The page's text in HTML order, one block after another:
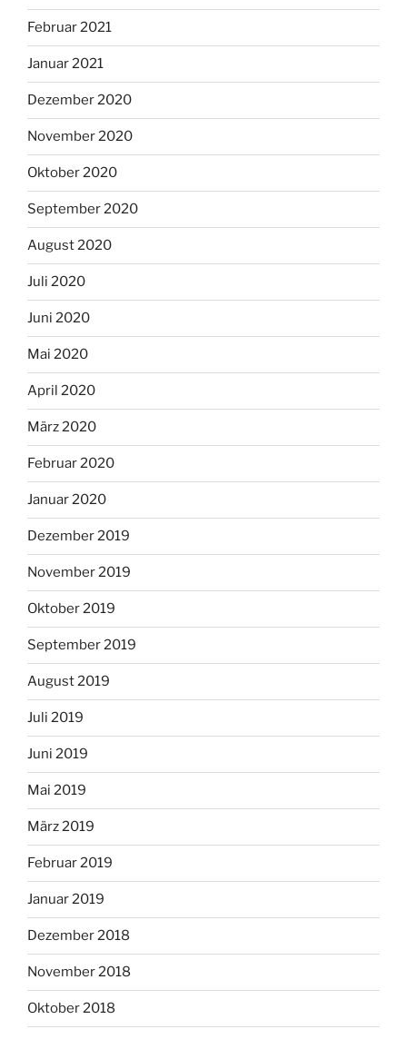
Februar 2021
Januar 2021
Dezember 2020
November 2020
Oktober 2020
September 2020
August 2020
Juli 2020
Juni 2020
Mai 2020
April 2020
März 2020
Februar 2020
Januar 2020
Dezember 2019
November 2019
Oktober 2019
September 2019
August 2019
Juli 2019
Juni 2019
Mai 2019
März 2019
Februar 2019
Januar 2019
Dezember 2018
November 2018
Oktober 2018